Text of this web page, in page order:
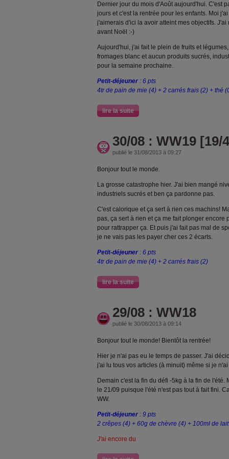
Dernier jour du mois d'Août aujourd'hui. C'est
jours et c'est la rentrée pour les enfants. Moi
j'aimerais d'ici la avoir atteint mes objectifs.
avant Noël :-)
Aujourd'hui, j'ai fait le plein de fruits et
fromages blanc et aucun produits sucrés,
pour la semaine prochaine.
Petit-déjeuner : 6 pts
4tr de pain de mie (4) + 2 carrés frais (2) + thé
lire la suite
30/08 : WW19 [19/
publié le 31/08/2013 à 09:27
Bonjour tout le monde.
La grosse catastrophe hier. J'ai bien mangé
industriels sucrés et ben ça pardonne pas.
C'est calorique et ça sert à rien ces machins!
pas, ça sert à rien et ça me fait plonger encore
pour rattrapper ça. Et puis j'ai fait pas mal de
je ne vais pas les payer cher ces 2 écarts.
Petit-déjeuner : 6 pts
4tr de pain de mie (4) + 2 carrés frais (2)
lire la suite
29/08 : WW18
publié le 30/08/2013 à 09:14
Bonjour tout le monde! Bientôt la rentrée!
Hier je n'ai pas eu le temps de passer. J'ai
j'ai lu tous vos articles (à minuit) même si je
Demain c'est la fin du défi -5kg à la fin de
le 21/09 puisque l'été n'est pas tout à fait fini.
WW.
Petit-déjeuner : 9 pts
2 crêpes (4) + 60g de chèvre (4) + 100ml de
J'ai encore du